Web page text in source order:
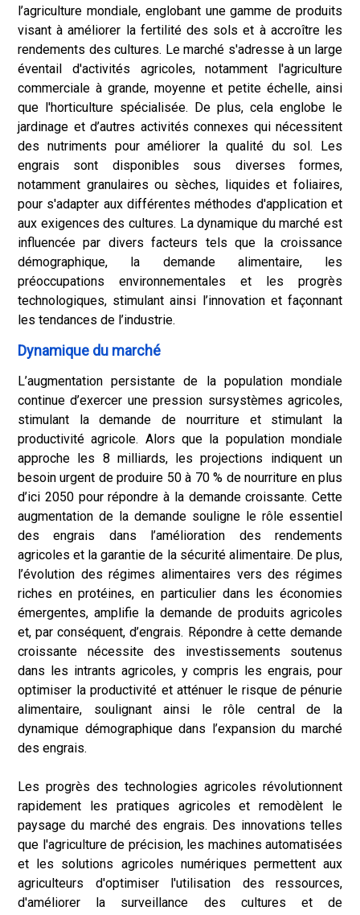
l’agriculture mondiale, englobant une gamme de produits
visant à améliorer la fertilité des sols et à accroître les
rendements des cultures. Le marché s'adresse à un large
éventail d'activités agricoles, notamment l'agriculture
commerciale à grande, moyenne et petite échelle, ainsi
que l'horticulture spécialisée. De plus, cela englobe le
jardinage et d’autres activités connexes qui nécessitent
des nutriments pour améliorer la qualité du sol. Les
engrais sont disponibles sous diverses formes,
notamment granulaires ou sèches, liquides et foliaires,
pour s'adapter aux différentes méthodes d'application et
aux exigences des cultures. La dynamique du marché est
influencée par divers facteurs tels que la croissance
démographique, la demande alimentaire, les
préoccupations environnementales et les progrès
technologiques, stimulant ainsi l’innovation et façonnant
les tendances de l’industrie.
Dynamique du marché
L’augmentation persistante de la population mondiale
continue d’exercer une pression sursystèmes agricoles,
stimulant la demande de nourriture et stimulant la
productivité agricole. Alors que la population mondiale
approche les 8 milliards, les projections indiquent un
besoin urgent de produire 50 à 70 % de nourriture en plus
d’ici 2050 pour répondre à la demande croissante. Cette
augmentation de la demande souligne le rôle essentiel
des engrais dans l’amélioration des rendements
agricoles et la garantie de la sécurité alimentaire. De plus,
l’évolution des régimes alimentaires vers des régimes
riches en protéines, en particulier dans les économies
émergentes, amplifie la demande de produits agricoles
et, par conséquent, d’engrais. Répondre à cette demande
croissante nécessite des investissements soutenus
dans les intrants agricoles, y compris les engrais, pour
optimiser la productivité et atténuer le risque de pénurie
alimentaire, soulignant ainsi le rôle central de la
dynamique démographique dans l’expansion du marché
des engrais.
Les progrès des technologies agricoles révolutionnent
rapidement les pratiques agricoles et remodèlent le
paysage du marché des engrais. Des innovations telles
que l'agriculture de précision, les machines automatisées
et les solutions agricoles numériques permettent aux
agriculteurs d'optimiser l'utilisation des ressources,
d'améliorer la surveillance des cultures et de